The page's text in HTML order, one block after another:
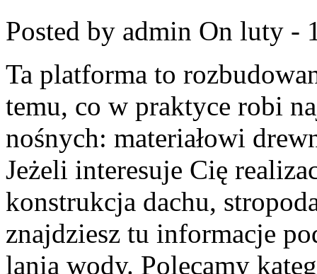
Posted by admin On luty -
Ta platforma to
temu, co w praktyce robi
nośnych: materiałowi
Jeżeli interesuje Cię
konstrukcja dachu,
znajdziesz tu informacje
lania wody. Polecamy